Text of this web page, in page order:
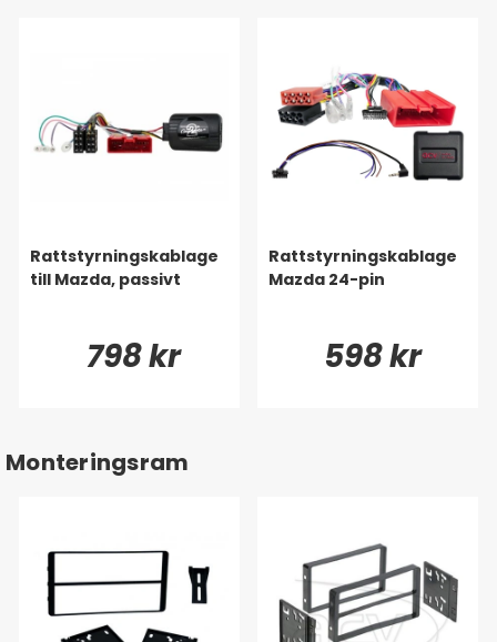
Rattstyrningskablage
till Mazda, passivt
798 kr
Rattstyrningskablage
Mazda 24-pin
598 kr
Monteringsram